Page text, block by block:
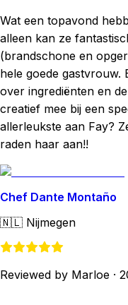
Wat een topavond
alleen kan ze
(brandschone en
hele goede gastvrouw.
over ingrediënten en
creatief mee bij een
allerleukste aan Fay?
raden haar aan!!
Chef Dante Montaño
🇳🇱 Nijmegen
Reviewed by Marloe ·